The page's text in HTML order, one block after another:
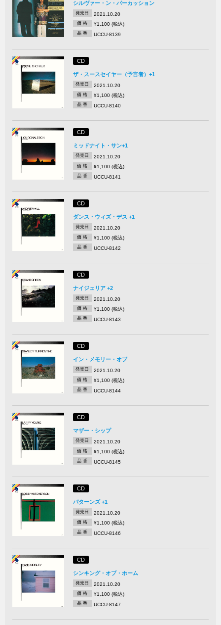
シルヴァー・ン・パーカッション
発売日 2021.10.20
価 格 ¥1,100 (税込)
品 番 UCCU-8139
CD
ザ・スースセイヤー（予言者）+1
発売日 2021.10.20
価 格 ¥1,100 (税込)
品 番 UCCU-8140
CD
ミッドナイト・サン+1
発売日 2021.10.20
価 格 ¥1,100 (税込)
品 番 UCCU-8141
CD
ダンス・ウィズ・デス +1
発売日 2021.10.20
価 格 ¥1,100 (税込)
品 番 UCCU-8142
CD
ナイジェリア +2
発売日 2021.10.20
価 格 ¥1,100 (税込)
品 番 UCCU-8143
CD
イン・メモリー・オブ
発売日 2021.10.20
価 格 ¥1,100 (税込)
品 番 UCCU-8144
CD
マザー・シップ
発売日 2021.10.20
価 格 ¥1,100 (税込)
品 番 UCCU-8145
CD
パターンズ +1
発売日 2021.10.20
価 格 ¥1,100 (税込)
品 番 UCCU-8146
CD
シンキング・オブ・ホーム
発売日 2021.10.20
価 格 ¥1,100 (税込)
品 番 UCCU-8147